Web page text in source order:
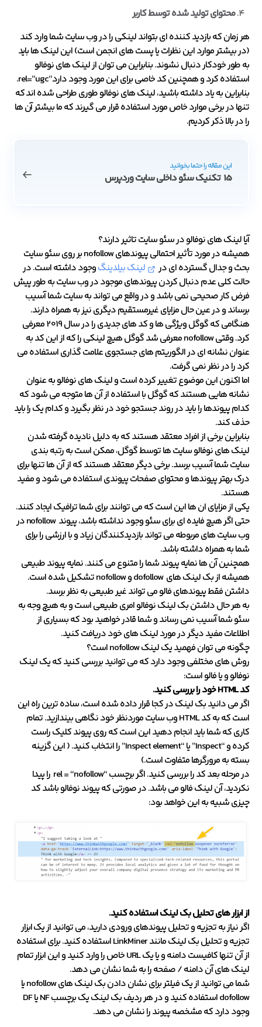
محتوای تولید شده توسط کاربر
هر زمان که بازدید کننده ای بتواند لینکی را در وب سایت شما وارد کند
(در بیشتر موارد این نظرات یا پست های انجمن است) این لینک ها باید
به طور خودکار دنبال نشوند. بنابراین می توان از لینک های نوفالو
استفاده کرد و همچنین کد خاصی برای این مورد وجود دارد”rel=”ugc.
بنابراین به یاد داشته باشید، لینک های نوفالو طوری طراحی شده اند که
تنها در برخی موارد خاص مورد استفاده قرار می گیرند که ما بیشتر آن ها
را در بالا ذکر کردیم.
این مقاله را حتما بخوانید
15 تکنیک سئو داخلی سایت وردپرس
آیا لینک های نوفالو در سئو سایت تاثیر دارند؟
همیشه در مورد تأثیر احتمالی پیوندهای nofollow بر روی سئو سایت
بحث و جدال گسترده ای در
لینک بیلدینگوجود داشته است. در
حالت کلی عدم دنبال کردن پیوندهای موجود در وب سایت به طور پیش
فرض کار صحیحی نمی باشد و در واقع می تواند به سایت شما آسیب
برساند و در عین حال مزایای غیرمستقیم دیگری نیز به همراه دارند.
هنگامی که گوگل ویژگی ها و کد های جدیدی را در سال 2019 معرفی
کرد. وقتی nofollow معرفی شد گوگل هیچ لینکی را که از این کد به
عنوان نشانه ای در الگوریتم های جستجوی علامت گذاری استفاده می
کرد را در نظر نمی گرفت.
اما اکنون این موضوع تغییر کرده است و لینک های نوفالو به عنوان
نشانه هایی هستند که گوگل با استفاده از آن ها متوجه می شود که
کدام پیوندها را باید در روند جستجو خود در نظر بگیرد و کدام یک را باید
حذف کند.
بنابراین برخی از افراد معتقد هستند که به دلیل نادیده گرفته شدن
لینک های نوفالو سایت ها توسط گوگل، ممکن است به رتبه بندی
سایت شما آسیب برسد. برخی دیگر معتقد هستند که از آن ها تنها برای
درک بهتر پیوندها و محتوای صفحات پیوندی استفاده می شود و مفید
هستند.
یکی از مزایای ان ها این است که می توانند برای شما ترافیک ایجاد کنند.
حتی اگر هیچ فایده ای برای سئو وجود نداشته باشد، پیوند nofollow در
وب سایت های مربوطه می تواند بازدیدکنندگان زیاد و با ارزشی را برای
شما به همراه داشته باشد.
همچنین آن ها نمایه پیوند شما را متنوع می کنند. نمایه پیوند طبیعی
همیشه از بک لینک های dofollow و nofollow تشکیل شده است.
داشتن فقط پیوندهای فالو می تواند غیر طبیعی به نظر برسد.
به هر حال داشتن بک لینک نوفالو امری طبیعی است و به هیچ وجه به
سئو شما آسیب نمی رساند و شما قادر خواهید بود که بسیاری از
اطلاعات مفید دیگر در مورد لینک های خود دریافت کنید.
چگونه می توان فهمید یک لینک nofollow است؟
روش های مختلفی وجود دارد که می توانید بررسی کنید که یک لینک
نوفالو و یا فالو است:
کد HTML خود را بررسی کنید.
اگر می دانید بک لینک در کجا قرار داده شده است، ساده ترین راه این
است که به کد HTML وب سایت موردنظر خود نگاهی بیندازید. تمام
کاری که شما باید انجام دهید این است که روی پیوند کلیک راست
کرده و “Inspect” یا “Inspect element” را انتخاب کنید. ( این گزینه
بسته به مرورگرها متفاوت است.)
در مرحله بعد کد را بررسی کنید. اگر برچسب “rel = “nofollow را پیدا
نکردید، آن لینک فالو می باشد. در صورتی که پیوند نوفالو باشد کد
چیزی شبیه به این خواهد بود:
از ابزار های تحلیل بک لینک استفاده کنید.
اگر نیاز به تجزیه و تحلیل پیوندهای ورودی دارید، می توانید از یک ابزار
تجزیه و تحلیل بک لینک مانند LinkMiner استفاده کنید. برای استفاده
از آن تنها کافیست دامنه و یا یک URL خاص را وارد کنید و این ابزار تمام
لینک های آن دامنه / صفحه را به شما نشان می دهد.
شما می توانید از یک فیلتر برای نشان دادن بک لینک های nofollow یا
dofollow استفاده کنید و در هر ردیف بک لینک یک برچسب NF یا DF
وجود دارد که مشخصه پیوند را نشان می دهد.